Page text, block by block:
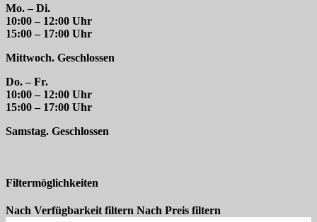
Mo. – Di.
10:00 – 12:00 Uhr
15:00 – 17:00 Uhr
Mittwoch. Geschlossen
Do. – Fr.
10:00 – 12:00 Uhr
15:00 – 17:00 Uhr
Samstag. Geschlossen
Filtermöglichkeiten
Nach Verfügbarkeit filtern Nach Preis filtern